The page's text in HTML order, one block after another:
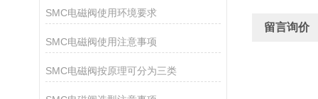
SMC电磁阀使用环境要求
SMC电磁阀使用注意事项
SMC电磁阀按原理可分为三类
留言询价